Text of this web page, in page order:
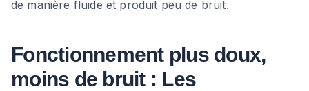
de manière fluide et produit peu de bruit.
Fonctionnement plus doux,
moins de bruit : Les